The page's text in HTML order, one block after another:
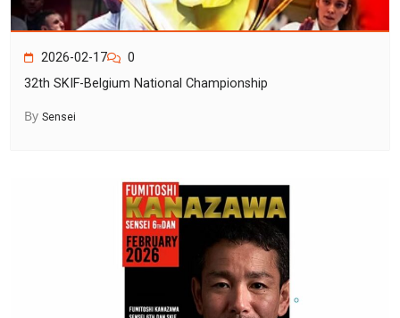
2026-02-17
0
32th SKIF-Belgium National Championship
By Sensei